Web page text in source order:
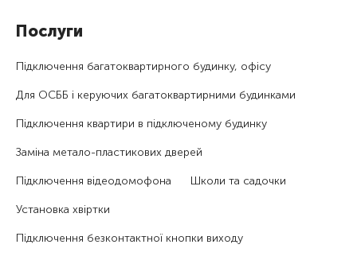
Послуги
Підключення багатоквартирного будинку, офісу
Для ОСББ і керуючих багатоквартирними будинками
Підключення квартири в підключеному будинку
Заміна метало-пластикових дверей
Підключення відеодомофона Школи та садочки
Установка хвіртки
Підключення безконтактної кнопки виходу